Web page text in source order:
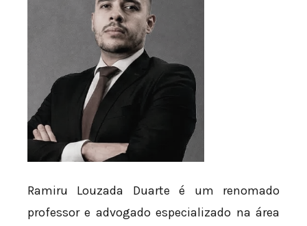
Ramiru Louzada Duarte é um renomado
professor e advogado especializado na área